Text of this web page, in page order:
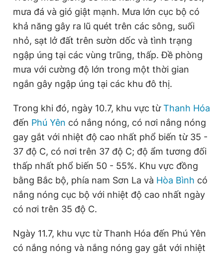
mưa đá và gió giật mạnh. Mưa lớn cục bộ có
khả năng gây ra lũ quét trên các sông, suối
nhỏ, sạt lở đất trên sườn dốc và tình trạng
ngập úng tại các vùng trũng, thấp. Đề phòng
mưa với cường độ lớn trong một thời gian
ngắn gây ngập úng tại các khu đô thị.
Trong khi đó, ngày 10.7, khu vực từThanh Hóa
đến Phú Yên có nắng nóng, có nơi nắng nóng
gay gắt với nhiệt độ cao nhất phổ biến từ 35 -
37 độ C, có nơi trên 37 độ C; độ ẩm tương đối
thấp nhất phổ biến 50 - 55%. Khu vực đồng
bằng Bắc bộ, phía nam Sơn La và Hòa Bình có
nắng nóng cục bộ với nhiệt độ cao nhất ngày
có nơi trên 35 độ C.
Ngày 11.7, khu vực từ Thanh Hóa đến Phú Yên
có nắng nóng và nắng nóng gay gắt với nhiệt